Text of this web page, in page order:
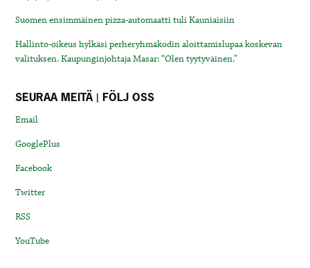
Suomen ensimmäinen pizza-automaatti tuli Kauniaisiin
Hallinto-oikeus hylkäsi perheryhmäkodin aloittamislupaa koskevan
valituksen. Kaupunginjohtaja Masar: “Olen tyytyväinen.”
SEURAA MEITÄ | FÖLJ OSS
Email
GooglePlus
Facebook
Twitter
RSS
YouTube